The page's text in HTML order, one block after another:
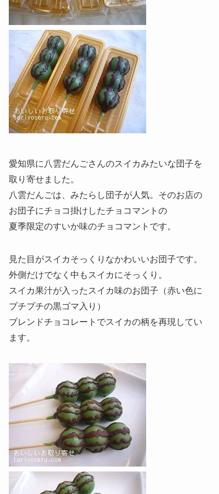
愛知県に八雲だんごさんのスイカみたいな団子を
取り寄せました。
八雲だんごは、みたらし団子が人気。そのお店の
お団子にチョコ掛けしたチョコマントの
夏季限定のすいか味のチョコマントです。
見た目がスイカそっくりなかわいいお団子です。
外側だけでなく中もスイカにそっくり。
スイカ果汁が入ったスイカ味のお団子（赤い色に
プチプチの黒ゴマ入り）
ブレンドチョコレートでスイカの柄を再現してい
ます。